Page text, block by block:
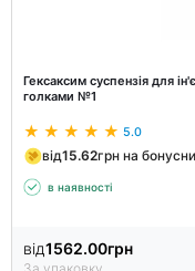
Гексаксим суспензія для
голками №1
5.0
від15.62грн на
в наявності
від1562.00грн